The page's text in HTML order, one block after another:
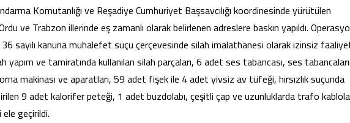
Komutanlığı ve Reşadiye Cumhuriyet Başsavcılığı koordinesinde yürütülen
ve Trabzon illerinde eş zamanlı olarak belirlenen adreslere baskın yapıldı.
sayılı kanuna muhalefet suçu çerçevesinde silah imalathanesi olarak izinsiz
ve tamiratında kullanılan silah parçaları, 6 adet ses tabancası, ses
makinası ve aparatları, 59 adet fişek ile 4 adet yivsiz av tüfeği, hırsızlık suçunda
9 adet kalorifer peteği, 1 adet buzdolabı, çeşitli çap ve uzunluklarda trafo
geçirildi.